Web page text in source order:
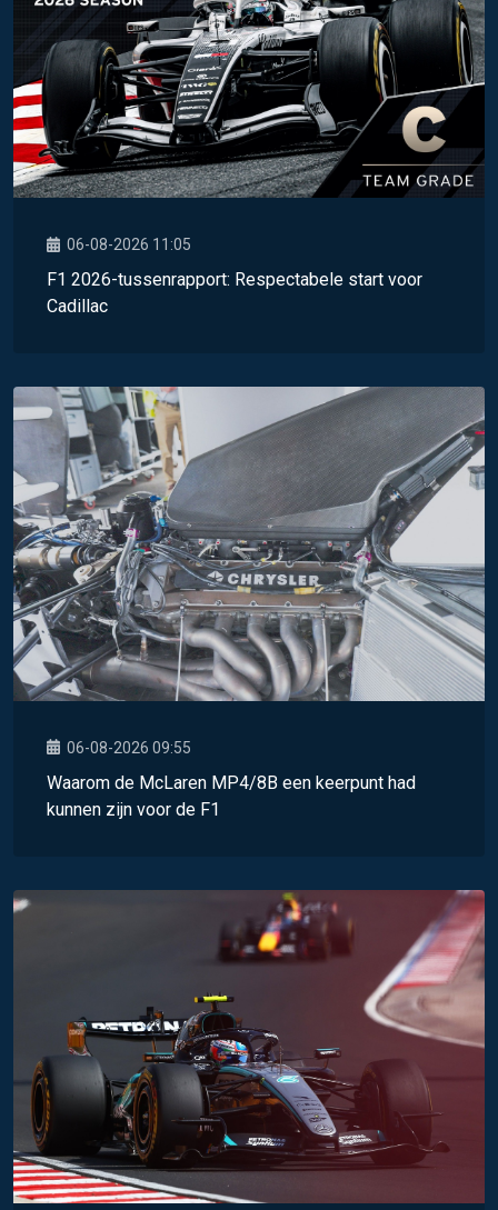
06-08-2026 11:05
F1 2026-tussenrapport: Respectabele start voor
Cadillac
06-08-2026 09:55
Waarom de McLaren MP4/8B een keerpunt had
kunnen zijn voor de F1